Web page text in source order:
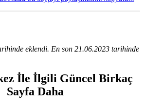
eklendi. En son 21.06.2023 tarihinde
İle İlgili Güncel Birkaç
Sayfa Daha